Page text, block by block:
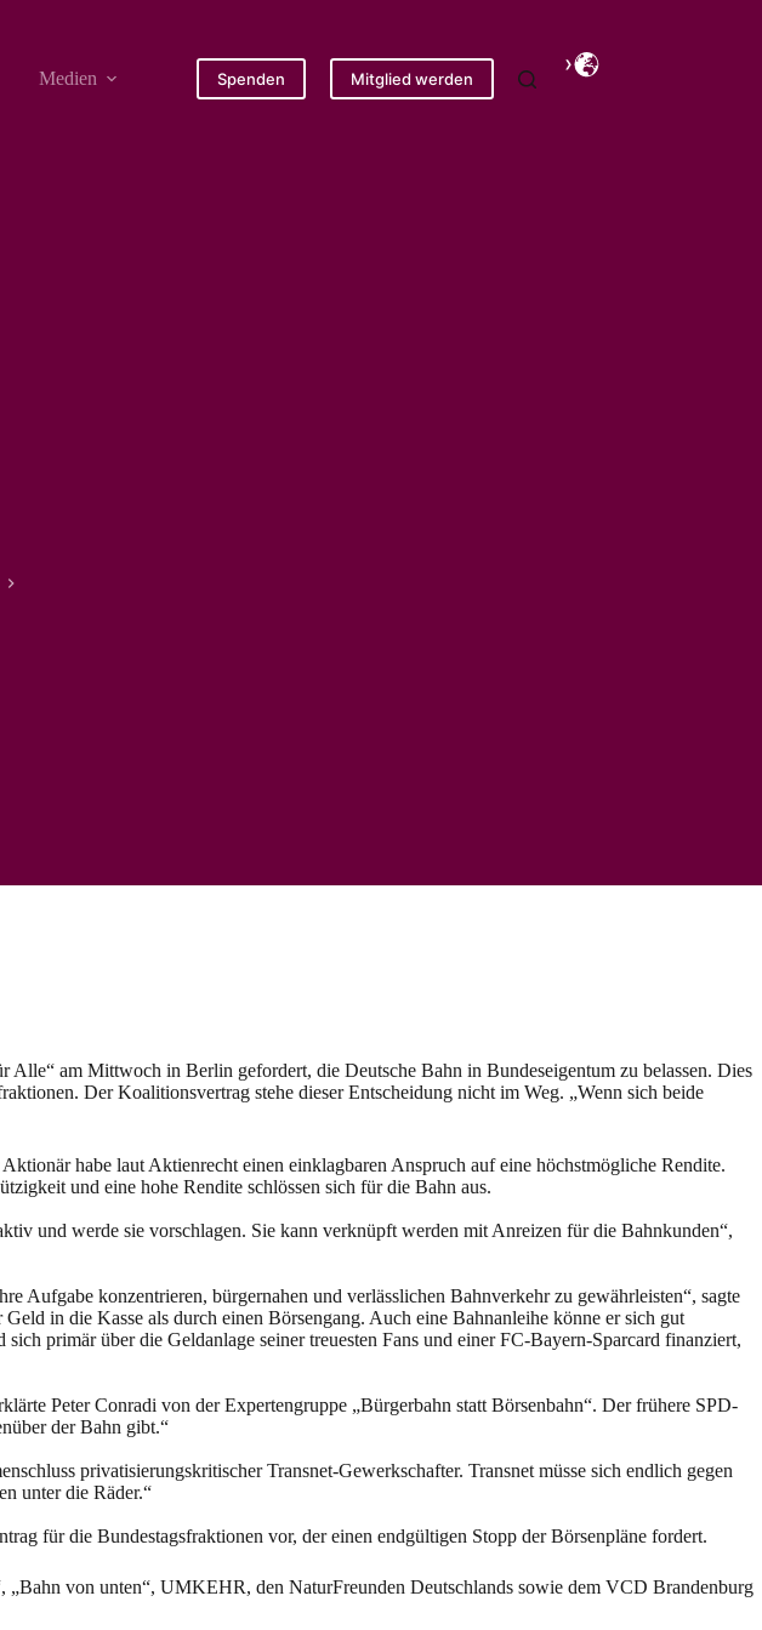
Medien Spenden Mitglied werden
Alle“ am Mittwoch in Berlin gefordert, die Deutsche Bahn in Bundeseigentum zu belassen. Dies
Der Koalitionsvertrag stehe dieser Entscheidung nicht im Weg. „Wenn sich beide
habe laut Aktienrecht einen einklagbaren Anspruch auf eine höchstmögliche Rendite.
und eine hohe Rendite schlössen sich für die Bahn aus.
und werde sie vorschlagen. Sie kann verknüpft werden mit Anreizen für die Bahnkunden“,
Aufgabe konzentrieren, bürgernahen und verlässlichen Bahnverkehr zu gewährleisten“, sagte
in die Kasse als durch einen Börsengang. Auch eine Bahnanleihe könne er sich gut
primär über die Geldanlage seiner treuesten Fans und einer FC-Bayern-Sparcard finanziert,
Peter Conradi von der Expertengruppe „Bürgerbahn statt Börsenbahn“. Der frühere SPD-
der Bahn gibt.“
privatisierungskritischer Transnet-Gewerkschafter. Transnet müsse sich endlich gegen
unter die Räder.“
für die Bundestagsfraktionen vor, der einen endgültigen Stopp der Börsenpläne fordert.
von unten“, UMKEHR, den NaturFreunden Deutschlands sowie dem VCD Brandenburg